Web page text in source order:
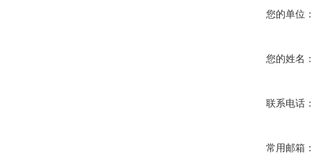
您的单位
您的姓名
联系电话
常用邮箱